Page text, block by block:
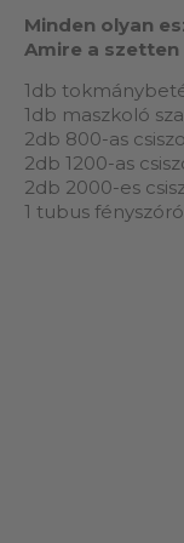
Minden olyan
Amire a
1db
1db maszkoló
2db 800-as
2db 1200-as
2db 2000-es
1 tubus